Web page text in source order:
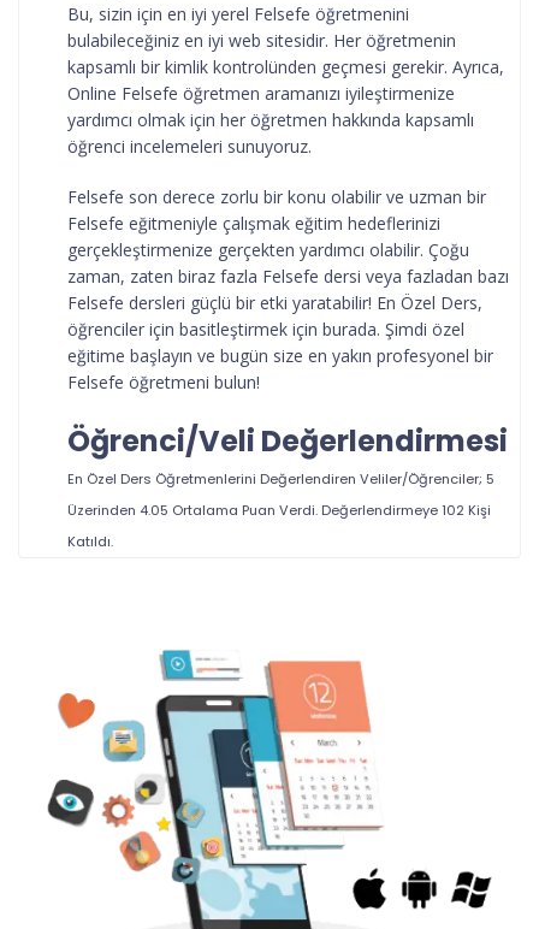
Bu, sizin için en iyi yerel Felsefe öğretmenini
bulabileceğiniz en iyi web sitesidir. Her öğretmenin
kapsamlı bir kimlik kontrolünden geçmesi gerekir. Ayrıca,
Online Felsefe öğretmen aramanızı iyileştirmenize
yardımcı olmak için her öğretmen hakkında kapsamlı
öğrenci incelemeleri sunuyoruz.
Felsefe son derece zorlu bir konu olabilir ve uzman bir
Felsefe eğitmeniyle çalışmak eğitim hedeflerinizi
gerçekleştirmenize gerçekten yardımcı olabilir. Çoğu
zaman, zaten biraz fazla Felsefe dersi veya fazladan bazı
Felsefe dersleri güçlü bir etki yaratabilir! En Özel Ders,
öğrenciler için basitleştirmek için burada. Şimdi özel
eğitime başlayın ve bugün size en yakın profesyonel bir
Felsefe öğretmeni bulun!
Öğrenci/Veli Değerlendirmesi
En Özel Ders Öğretmenlerini Değerlendiren Veliler/Öğrenciler; 5
Üzerinden 4.05 Ortalama Puan Verdi. Değerlendirmeye102 Kişi
Katıldı.